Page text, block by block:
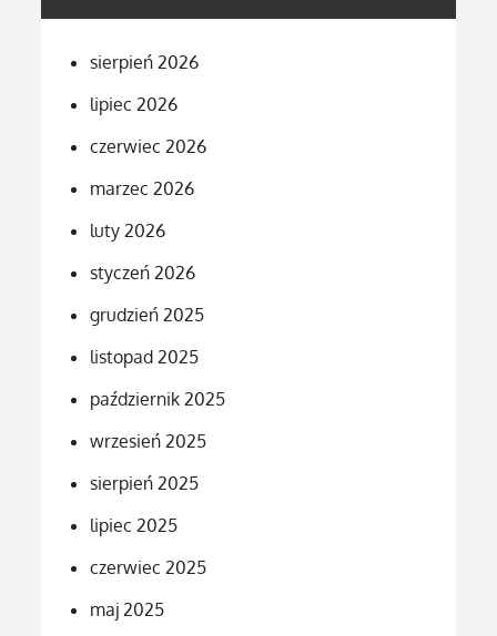
sierpień 2026
lipiec 2026
czerwiec 2026
marzec 2026
luty 2026
styczeń 2026
grudzień 2025
listopad 2025
październik 2025
wrzesień 2025
sierpień 2025
lipiec 2025
czerwiec 2025
maj 2025